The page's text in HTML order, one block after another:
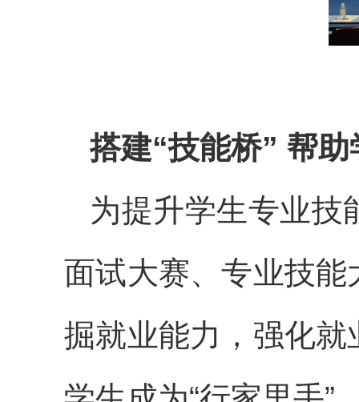
搭建“技能桥” 帮
为提升学生专业技
面试大赛、专业技
掘就业能力，强化